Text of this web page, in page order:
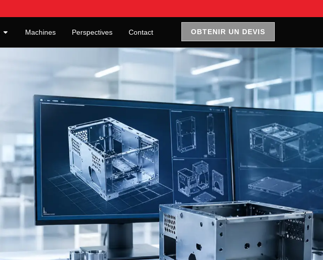
Machines Perspectives Contact OBTENIR UN DEVIS